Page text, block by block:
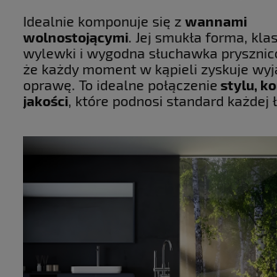
Idealnie komponuje się z wannami
wolnostojącymi . Jej smukła forma,
wylewki i wygodna słuchawka
że każdy moment w kąpieli zyskuje
oprawę. To idealne połączenie stylu,
jakości , które podnosi standard każdej